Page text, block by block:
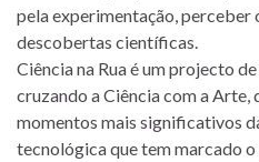
pela experimentação, perceber
descobertas científicas.
Ciência na Rua é um projecto
cruzando a Ciência com a Arte,
momentos mais significativos
tecnológica que tem marcado